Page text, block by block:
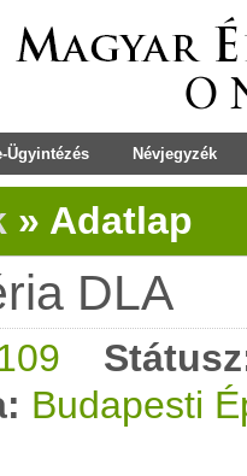
Ügyintézés Névjegyzék
» Adatlap
DLA
Budapesti